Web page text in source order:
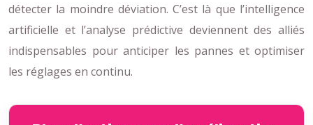
détecter la moindre déviation. C’est là que l’intelligence
artificielle et l’analyse prédictive deviennent des alliés
indispensables pour anticiper les pannes et optimiser
les réglages en continu.